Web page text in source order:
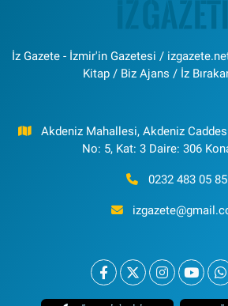
İz Gazete - İzmir'in Gazetesi /
Kitap / Biz Ajans / İz
Akdeniz Mahallesi, Akdeniz
No: 5, Kat: 3 Daire: 306
0232 483 05 85